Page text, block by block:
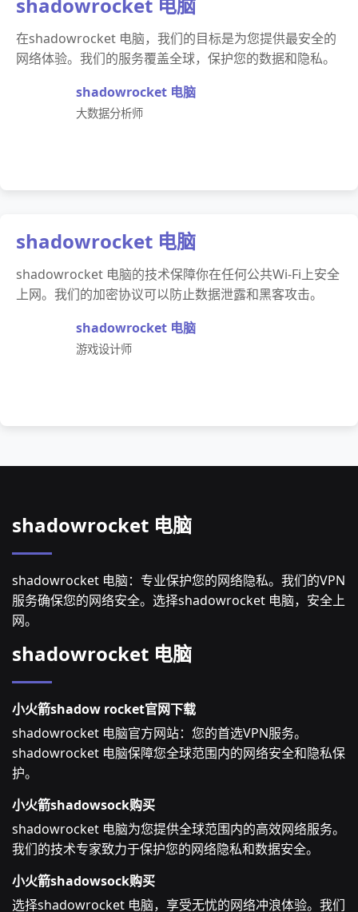
在shadowrocket 电脑，我们的目标是为您提供最安全的
网络体验。我们的服务覆盖全球，保护您的数据和隐私。
shadowrocket 电脑
大数据分析师
shadowrocket 电脑
shadowrocket 电脑的技术保障你在任何公共Wi-Fi上安全
上网。我们的加密协议可以防止数据泄露和黑客攻击。
shadowrocket 电脑
游戏设计师
shadowrocket 电脑
shadowrocket 电脑：专业保护您的网络隐私。我们的VPN
服务确保您的网络安全。选择shadowrocket 电脑，安全上
网。
shadowrocket 电脑
小火箭shadow rocket官网下载
shadowrocket 电脑官方网站：您的首选VPN服务。
shadowrocket 电脑保障您全球范围内的网络安全和隐私保
护。
小火箭shadowsock购买
shadowrocket 电脑为您提供全球范围内的高效网络服务。
我们的技术专家致力于保护您的网络隐私和数据安全。
小火箭shadowsock购买
选择shadowrocket 电脑，享受无忧的网络冲浪体验。我们